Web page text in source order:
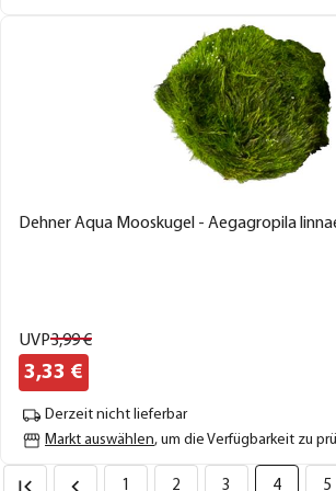
Dehner Aqua Mooskugel - Aegagropila
UVP3,99€
3,33 €
Derzeit nicht lieferbar
Markt auswählen, um die Verfügbarkeit zu
1 2 3 4 5